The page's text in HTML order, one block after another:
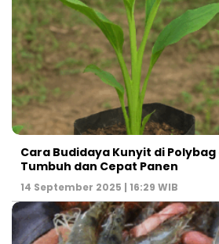
Cara Budidaya Kunyit di
Tumbuh dan Cepat Panen
14 September 2025 | 16:29 WIB